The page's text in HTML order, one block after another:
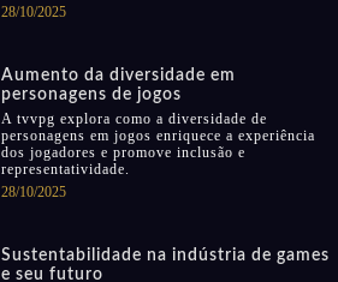
28/10/2025
Aumento da diversidade em
personagens de jogos
A tvvpg explora como a diversidade de
personagens em jogos enriquece a experiência
dos jogadores e promove inclusão e
representatividade.
28/10/2025
Sustentabilidade na indústria de games
e seu futuro